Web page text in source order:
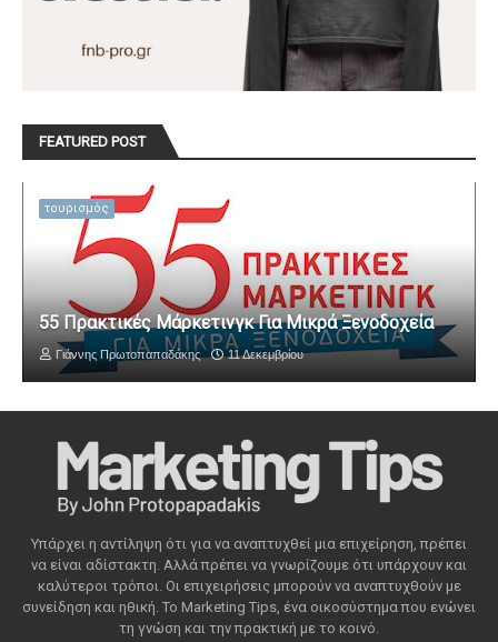
FEATURED POST
τουρισμός
55 Πρακτικές Μάρκετινγκ Για Μικρά Ξενοδοχεία
Γιάννης Πρωτοπαπαδάκης 11 Δεκεμβρίου
Υπάρχει η αντίληψη ότι για να αναπτυχθεί μια επιχείρηση, πρέπει
να είναι αδίστακτη. Αλλά πρέπει να γνωρίζουμε ότι υπάρχουν και
καλύτεροι τρόποι. Οι επιχειρήσεις μπορούν να αναπτυχθούν με
συνείδηση ​​και ηθική. Το Marketing Tips, ένα οικοσύστημα που ενώνει
τη γνώση και την πρακτική με το κοινό.